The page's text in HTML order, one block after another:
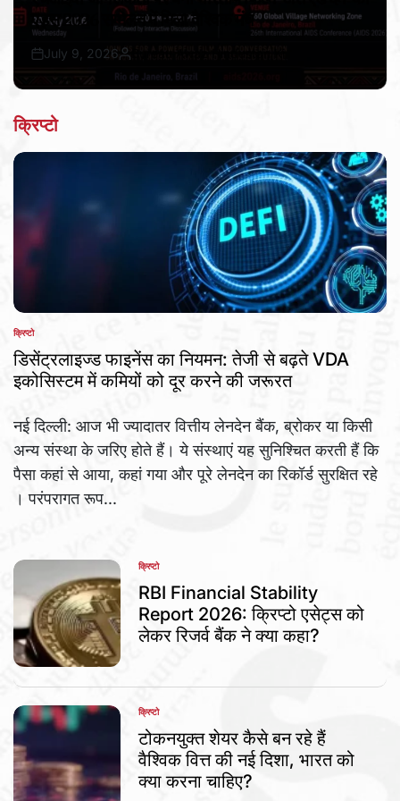
एड्स 2026 सम्मेलन में मिला वैश्विक मंच
Post
July 9, 2026
By:
क्रिप्टो
POSTED
IN
क्रिप्टो
डिसेंट्रलाइज्ड फाइनेंस का नियमन: तेजी से बढ़ते VDA
इकोसिस्टम में कमियों को दूर करने की जरूरत
नई दिल्ली: आज भी ज्यादातर वित्तीय लेनदेन बैंक, ब्रोकर या किसी
अन्य संस्था के जरिए होते हैं। ये संस्थाएं यह सुनिश्चित करती हैं कि
पैसा कहां से आया, कहां गया और पूरे लेनदेन का रिकॉर्ड सुरक्षित रहे
। परंपरागत रूप...
POSTED
IN
क्रिप्टो
RBI Financial Stability
Report 2026: क्रिप्टो एसेट्स को
लेकर रिजर्व बैंक ने क्या कहा?
POSTED
IN
क्रिप्टो
टोकनयुक्त शेयर कैसे बन रहे हैं
वैश्विक वित्त की नई दिशा, भारत को
क्या करना चाहिए?